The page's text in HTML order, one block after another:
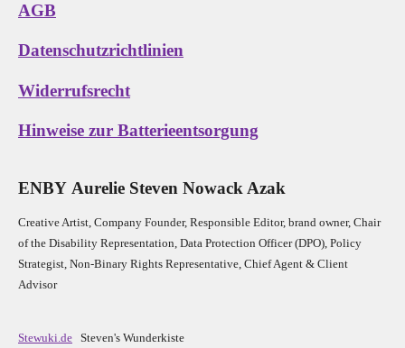
AGB
Datenschutzrichtlinien
Widerrufsrecht
Hinweise zur Batterieentsorgung
ENBY Aurelie Steven Nowack Azak
Creative Artist, Company Founder, Responsible Editor, brand owner, Chair
of the Disability Representation, Data Protection Officer (DPO), Policy
Strategist, Non-Binary Rights Representative, Chief Agent & Client
Advisor
Stewuki.de Steven's Wunderkiste